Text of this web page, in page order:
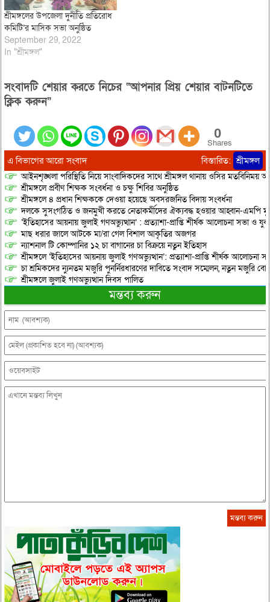
শ্রীমঙ্গলের উপজেলা দুর্নীতি প্রতিরোধ
কমিটি’র মাসিক সভা অনুষ্ঠিত
September 29, 2022
In "শ্রীমঙ্গল"
সংবাদটি শেয়ার করতে নিচের “আপনার প্রিয় শেয়ার বাটনটিতে
ক্লিক করুন”
0
Shares
এ বিভাগের আরো সংবাদ বিস্তারিত: শ্রীমঙ্গল
আইনশৃঙ্খলা পরিস্থিতি নিয়ে সাংবাদিকদের সাথে শ্রীমঙ্গল থানায় ওসির মতবিনিময়
শ্রীমঙ্গলে প্রবীণ শিক্ষক সংবর্ধনা ও চক্ষু শিবির অনুষ্ঠিত
শ্রীমঙ্গলে ৪ প্রধান শিক্ষককে দেওয়া হয়েছে অবসরজনিত বিদায় সংবর্ধনা
দলকে সুসংগঠিত ও জনমুখী করতে নেতাকর্মীদের ঐক্যবদ্ধ হওয়ার আহ্বান-এমপি
‘ইতিহাসের আয়নায় জুলাই গণঅভ্যুত্থান’ : প্রত্যাশা-প্রাপ্তি শীর্ষক আলোচনা সভা ও
মাছ ধরার জালে আটকে মা/রা গেল বিশাল আকৃতির অজগর
ন্যাশনাল টি কোম্পানির ১২ চা বাগানের চা বিক্রয়ে নতুন ইতিহাস
শ্রীমঙ্গলে ‘ইতিহাসের আয়নায় জুলাই গণঅভ্যুত্থান’: প্রত্যাশা-প্রাপ্তি শীর্ষক আলোচনা
চা শ্রমিকদের ন্যুনতম মজুরি পুনর্নিরধারণের দাবিতে সংবাদ সম্মেলন, নতুন মজুরি
শ্রীমঙ্গলে জুলাই গণঅভ্যুত্থান দিবস পালিত
মন্তব্য করুন